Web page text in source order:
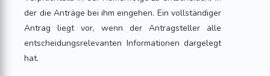
der die Anträge bei ihm eingehen. Ein vollständiger
Antrag liegt vor, wenn der Antragsteller alle
entscheidungsrelevanten Informationen dargelegt
hat.